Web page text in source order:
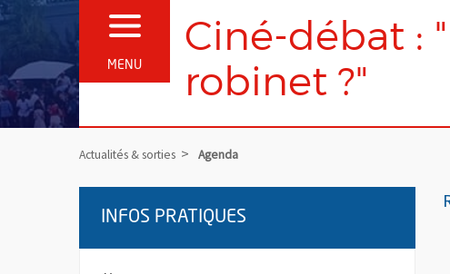
MENU
OUVRIR LE MENU
Ciné-débat :
robinet ?"
Actualités & sorties Agenda
INFOS PRATIQUES